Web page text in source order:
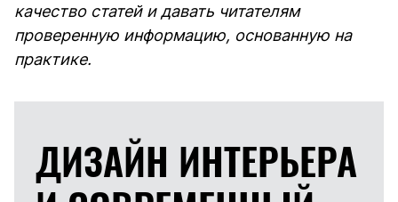
качество статей и давать читателям
проверенную информацию, основанную на
практике.
ДИЗАЙН ИНТЕРЬЕРА